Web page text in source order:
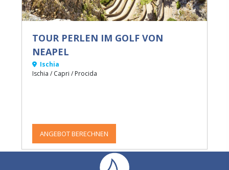
TOUR PERLEN IM GOLF VON
NEAPEL
Ischia
Ischia / Capri / Procida
ANGEBOT BERECHNEN